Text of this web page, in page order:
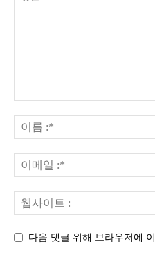
다음 댓글 위해 브라우저에